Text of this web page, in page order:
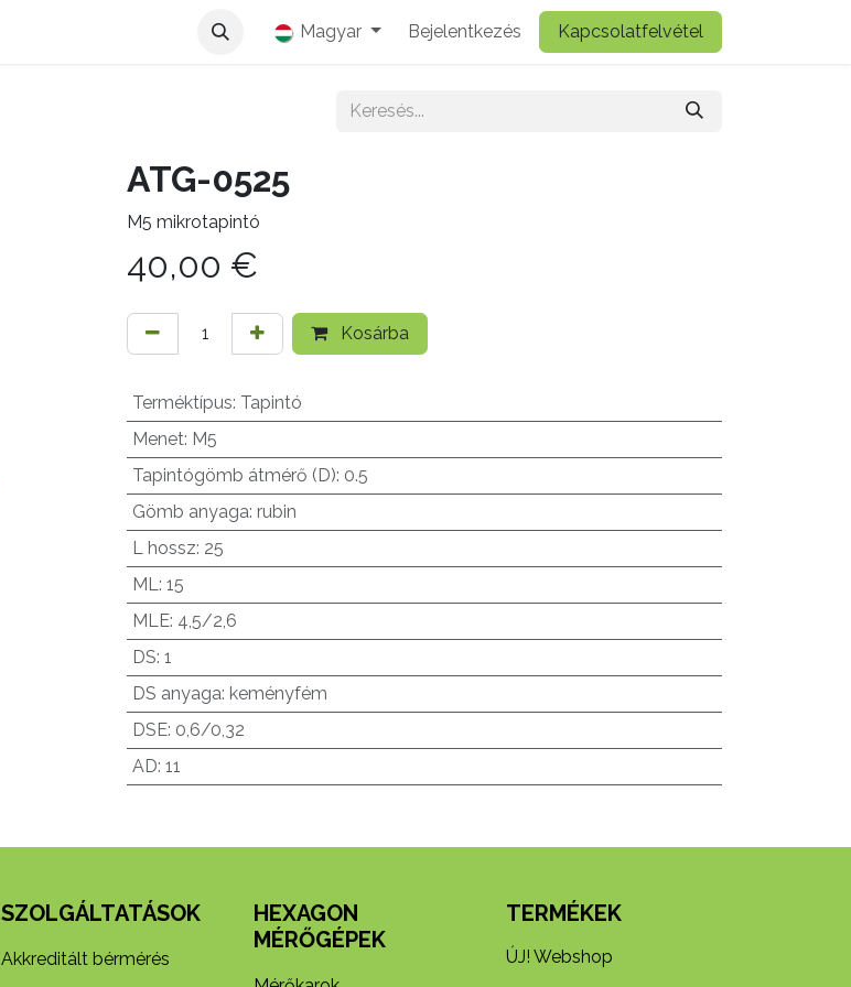
Magyar Bejelentkezés Kapcsolatfelvétel
ATG-0525
M5 mikrotapintó
40,00 €
Kosárba
Terméktípus: Tapintó
Menet: M5
Tapintógömb átmérő (D): 0.5
Gömb anyaga: rubin
L hossz: 25
ML: 15
MLE: 4,5/2,6
DS: 1
DS anyaga: keményfém
DSE: 0,6/0,32
AD: 11
SZOLGÁLTATÁSOK
Akkreditált bérmérés
HEXAGON
MÉRŐGÉPEK
TERMÉKEK
ÚJ! Webshop